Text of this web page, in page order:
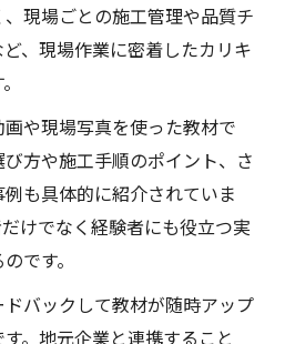
現場ごとの施工管理や品質チ
、現場作業に密着したカリキ
や現場写真を使った教材で
方や施工手順のポイント、さ
も具体的に紹介されていま
けでなく経験者にも役立つ実
です。
バックして教材が随時アップ
。地元企業と連携すること